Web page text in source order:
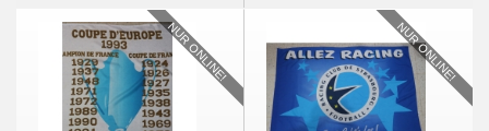
NUR ONLINE! NUR ONLINE!